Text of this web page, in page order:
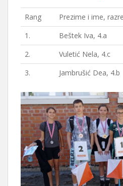
Rang Prezime i ime,
1.
Beštek Iva, 4.a
2.
Vuletić Nela, 4.c
3.
Jambrušić Dea, 4.b